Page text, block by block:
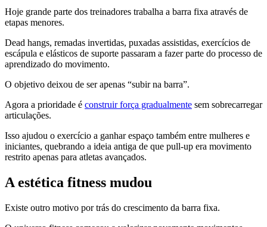
Hoje grande parte dos treinadores trabalha a barra fixa através de
etapas menores.
Dead hangs, remadas invertidas, puxadas assistidas, exercícios de
escápula e elásticos de suporte passaram a fazer parte do processo de
aprendizado do movimento.
O objetivo deixou de ser apenas “subir na barra”.
Agora a prioridade é construir força gradualmente sem sobrecarregar
articulações.
Isso ajudou o exercício a ganhar espaço também entre mulheres e
iniciantes, quebrando a ideia antiga de que pull-up era movimento
restrito apenas para atletas avançados.
A estética fitness mudou
Existe outro motivo por trás do crescimento da barra fixa.